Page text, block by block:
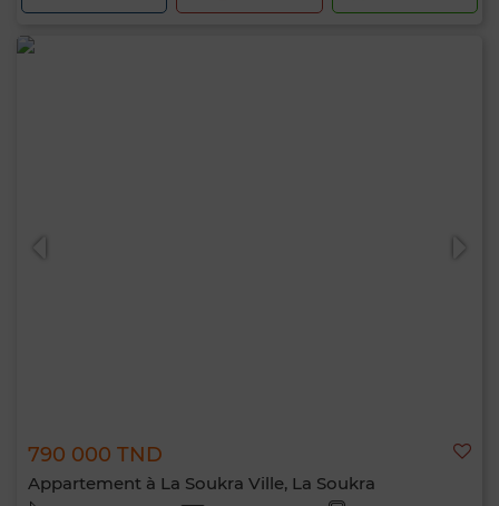
790 000 TND
Appartement à La Soukra Ville, La Soukra